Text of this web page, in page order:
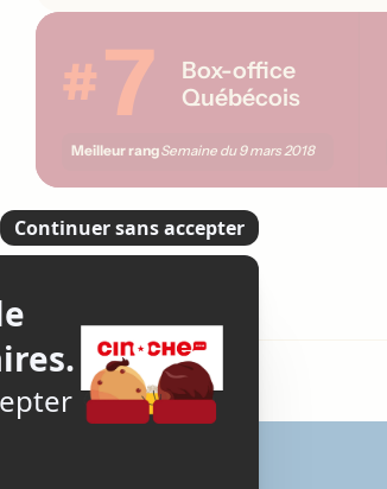
#7
Box-office
Québécois
Meilleur rangSemaine du9 mars 2018